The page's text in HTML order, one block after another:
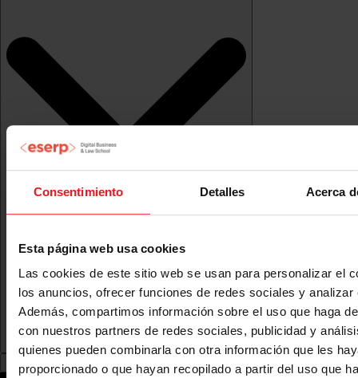
Consentimiento Detalles Acerca
Esta página web usa cookies
Las cookies de este sitio web se usan para personalizar el
los anuncios, ofrecer funciones de redes sociales y analizar
Además, compartimos información sobre el uso que haga
con nuestros partners de redes sociales, publicidad y
quienes pueden combinarla con otra información que les
proporcionado o que hayan recopilado a partir del uso que